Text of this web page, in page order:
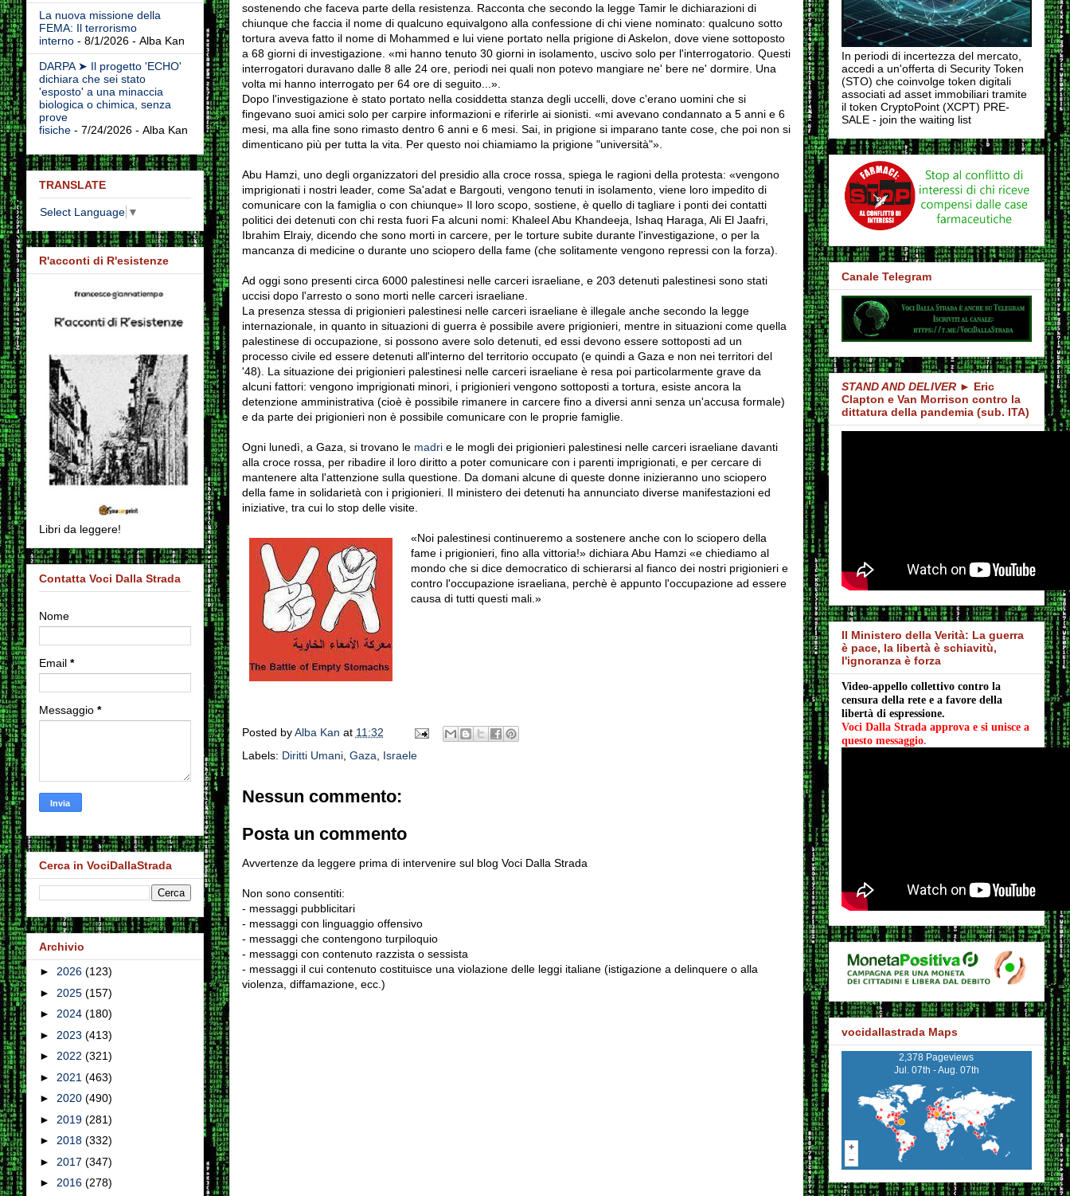
sostenendo che faceva parte della resistenza. Racconta che secondo la legge Tamir le dichiarazioni di
chiunque che faccia il nome di qualcuno equivalgono alla confessione di chi viene nominato: qualcuno sotto
tortura aveva fatto il nome di Mohammed e lui viene portato nella prigione di Askelon, dove viene sottoposto
a 68 giorni di investigazione. «mi hanno tenuto 30 giorni in isolamento, uscivo solo per l'interrogatorio. Questi
interrogatori duravano dalle 8 alle 24 ore, periodi nei quali non potevo mangiare ne' bere ne' dormire. Una
volta mi hanno interrogato per 64 ore di seguito...».
Dopo l'investigazione è stato portato nella cosiddetta stanza degli uccelli, dove c'erano uomini che si
fingevano suoi amici solo per carpire informazioni e riferirle ai sionisti. «mi avevano condannato a 5 anni e 6
mesi, ma alla fine sono rimasto dentro 6 anni e 6 mesi. Sai, in prigione si imparano tante cose, che poi non si
dimenticano più per tutta la vita. Per questo noi chiamiamo la prigione "università"».
Abu Hamzi, uno degli organizzatori del presidio alla croce rossa, spiega le ragioni della protesta: «vengono
imprigionati i nostri leader, come Sa'adat e Bargouti, vengono tenuti in isolamento, viene loro impedito di
comunicare con la famiglia o con chiunque» Il loro scopo, sostiene, è quello di tagliare i ponti dei contatti
politici dei detenuti con chi resta fuori Fa alcuni nomi: Khaleel Abu Khandeeja, Ishaq Haraga, Ali El Jaafri,
Ibrahim Elraiy, dicendo che sono morti in carcere, per le torture subite durante l'investigazione, o per la
mancanza di medicine o durante uno sciopero della fame (che solitamente vengono repressi con la forza).
Ad oggi sono presenti circa 6000 palestinesi nelle carceri israeliane, e 203 detenuti palestinesi sono stati
uccisi dopo l'arresto o sono morti nelle carceri israeliane.
La presenza stessa di prigionieri palestinesi nelle carceri israeliane è illegale anche secondo la legge
internazionale, in quanto in situazioni di guerra è possibile avere prigionieri, mentre in situazioni come quella
palestinese di occupazione, si possono avere solo detenuti, ed essi devono essere sottoposti ad un
processo civile ed essere detenuti all'interno del territorio occupato (e quindi a Gaza e non nei territori del
'48). La situazione dei prigionieri palestinesi nelle carceri israeliane è resa poi particolarmente grave da
alcuni fattori: vengono imprigionati minori, i prigionieri vengono sottoposti a tortura, esiste ancora la
detenzione amministrativa (cioè è possibile rimanere in carcere fino a diversi anni senza un'accusa formale)
e da parte dei prigionieri non è possibile comunicare con le proprie famiglie.
Ogni lunedì, a Gaza, si trovano le madrie le mogli dei prigionieri palestinesi nelle carceri israeliane davanti
alla croce rossa, per ribadire il loro diritto a poter comunicare con i parenti imprigionati, e per cercare di
mantenere alta l'attenzione sulla questione. Da domani alcune di queste donne inizieranno uno sciopero
della fame in solidarietà con i prigionieri. Il ministero dei detenuti ha annunciato diverse manifestazioni ed
iniziative, tra cui lo stop delle visite.
«Noi palestinesi continueremo a sostenere anche con lo sciopero della
fame i prigionieri, fino alla vittoria!» dichiara Abu Hamzi «e chiediamo al
mondo che si dice democratico di schierarsi al fianco dei nostri prigionieri e
contro l'occupazione israeliana, perchè è appunto l'occupazione ad essere
causa di tutti questi mali.»
Posted byAlba Kan at 11:32
Labels: Diritti Umani, Gaza Israele
Nessun commento:
Posta un commento
Avvertenze da leggere prima di intervenire sul blog Voci Dalla Strada
Non sono consentiti:
- messaggi pubblicitari
- messaggi con linguaggio offensivo
- messaggi che contengono turpiloquio
- messaggi con contenuto razzista o sessista
- messaggi il cui contenuto costituisce una violazione delle leggi italiane (istigazione a delinquere o alla
violenza, diffamazione, ecc.)
La nuova missione della
FEMA: Il terrorismo
interno- 8/1/2026- Alba Kan
DARPA ➤ Il progetto 'ECHO'
dichiara che sei stato
'esposto' a una minaccia
biologica o chimica, senza
prove
fisiche- 7/24/2026- Alba Kan
TRANSLATE
Select Language ▼
R'acconti di R'esistenze
Libri da leggere!
Contatta Voci Dalla Strada
Nome
Email *
Messaggio *
Cerca in VociDallaStrada
Archivio
► 2026 (123)
► 2025 (157)
► 2024 (180)
► 2023 (413)
► 2022 (321)
► 2021 (463)
► 2020 (490)
► 2019 (281)
► 2018 (332)
► 2017 (347)
► 2016 (278)
In periodi di incertezza del mercato,
accedi a un'offerta di Security Token
(STO) che coinvolge token digitali
associati ad asset immobiliari tramite
il token CryptoPoint (XCPT) PRE-
SALE - join the waiting list
Canale Telegram
STAND AND DELIVER► Eric
Clapton e Van Morrison contro la
dittatura della pandemia (sub. ITA)
Il Ministero della Verità: La guerra
è pace, la libertà è schiavitù,
l'ignoranza è forza
Video-appello collettivo contro la
censura della rete e a favore della
libertà di espressione.
Voci Dalla Strada approva e si unisce a
questo messaggio.
vocidallastrada Maps
2,378 Pageviews
Jul. 07th - Aug. 07th